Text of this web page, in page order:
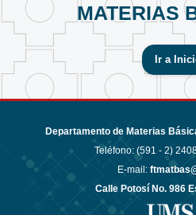
MATERIAS
Ir a
Departamento de Materias
Teléfono: (591 - 2)
E-mail:
Calle Potosí No. 986